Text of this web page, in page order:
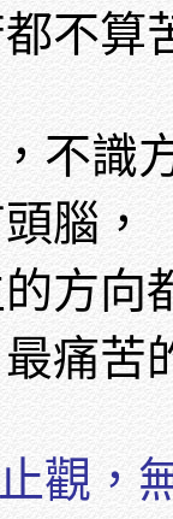
不算
不識
腦，
方向
痛苦
觀，